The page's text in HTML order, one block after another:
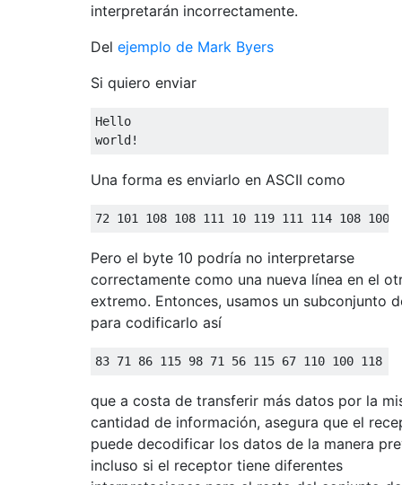
interpretarán incorrectamente.
Del ejemplo de Mark Byers
Si quiero enviar
Hello
Una forma es enviarlo en ASCII como
Pero el byte 10 podría no interpretarse
correctamente como una nueva línea en el
extremo. Entonces, usamos un subconjunto
para codificarlo así
que a costa de transferir más datos por la
cantidad de información, asegura que el
puede decodificar los datos de la manera
incluso si el receptor tiene diferentes